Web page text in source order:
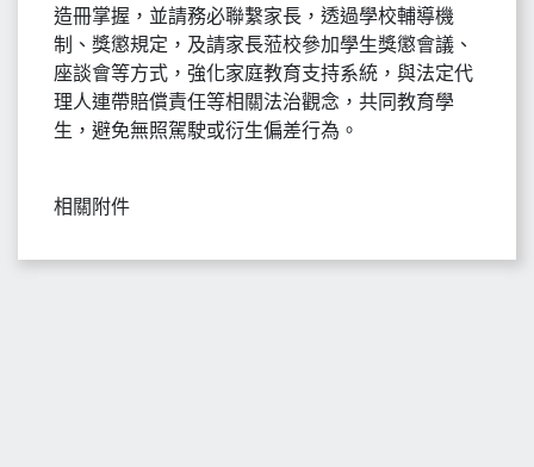
造冊掌握，並請務必聯繫家長，透過學校輔導機
制、獎懲規定，及請家長蒞校參加學生獎懲會議、
座談會等方式，強化家庭教育支持系統，與法定代
理人連帶賠償責任等相關法治觀念，共同教育學
生，避免無照駕駛或衍生偏差行為。
相關附件